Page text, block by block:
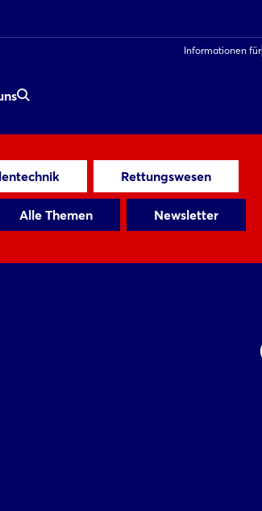
Informationen für
Rettungswesen
Alle Themen Newsletter